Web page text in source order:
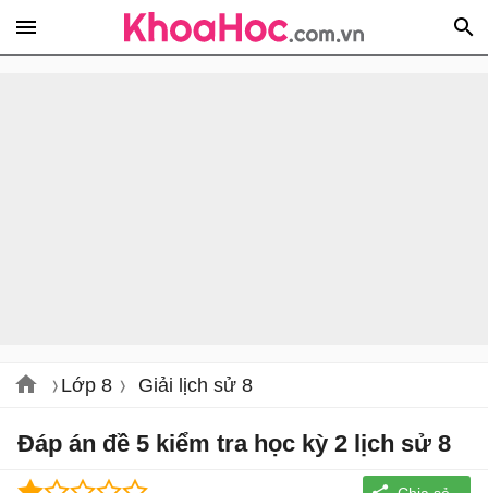
Lớp 8 Giải lịch sử 8
Đáp án đề 5 kiểm tra học kỳ 2 lịch sử 8